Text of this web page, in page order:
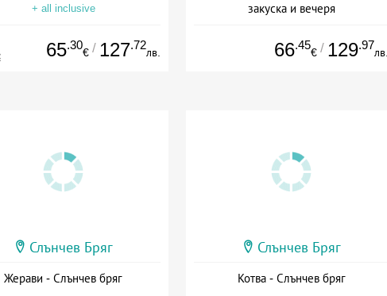
+ all inclusive
65.30
€ / 127.72
лв.
закуска и вечеря
66.45
€ / 129.97
лв.
Слънчев Бряг
Жерави - Слънчев бряг
Слънчев Бряг
Котва - Слънчев бряг